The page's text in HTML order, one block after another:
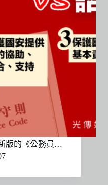
版的《公務員…